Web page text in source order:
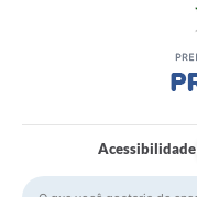
Acessibilidade